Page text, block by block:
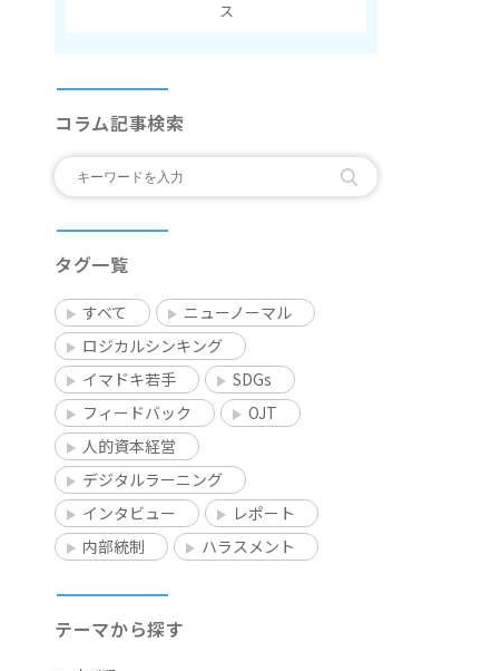
ス
コラム記事検索
タグ一覧
すべて
ニューノーマル
ロジカルシンキング
イマドキ若手
SDGs
フィードバック
OJT
人的資本経営
デジタルラーニング
インタビュー
レポート
内部統制
ハラスメント
テーマから探す